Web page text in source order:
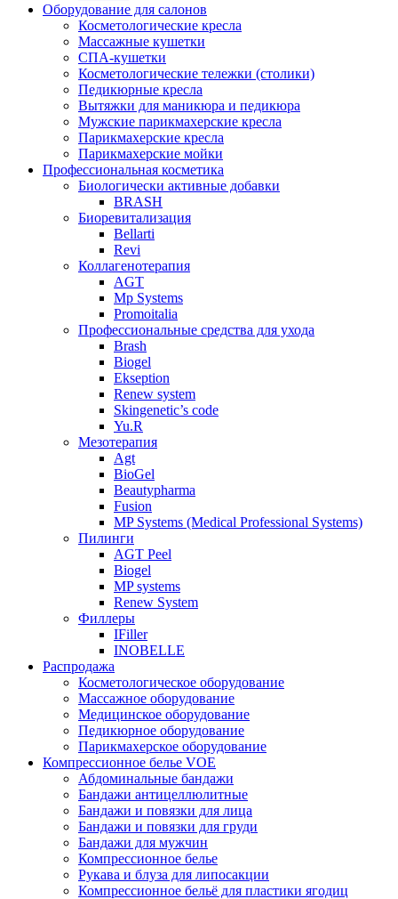
Оборудование для салонов
Косметологические кресла
Массажные кушетки
СПА-кушетки
Косметологические тележки (столики)
Педикюрные кресла
Вытяжки для маникюра и педикюра
Мужские парикмахерские кресла
Парикмахерские кресла
Парикмахерские мойки
Профессиональная косметика
Биологически активные добавки
BRASH
Биоревитализация
Bellarti
Revi
Коллагенотерапия
AGT
Mp Systems
Promoitalia
Профессиональные средства для ухода
Brash
Biogel
Ekseption
Renew system
Skingenetic’s code
Yu.R
Мезотерапия
Agt
BioGel
Beautypharma
Fusion
MP Systems (Medical Professional Systems)
Пилинги
AGT Peel
Biogel
MP systems
Renew System
Филлеры
IFiller
INOBELLE
Распродажа
Косметологическое оборудование
Массажное оборудование
Медицинское оборудование
Педикюрное оборудование
Парикмахерское оборудование
Компрессионное белье VOE
Абдоминальные бандажи
Бандажи антицеллюлитные
Бандажи и повязки для лица
Бандажи и повязки для груди
Бандажи для мужчин
Компрессионное белье
Рукава и блуза для липосакции
Компрессионное бельё для пластики ягодиц